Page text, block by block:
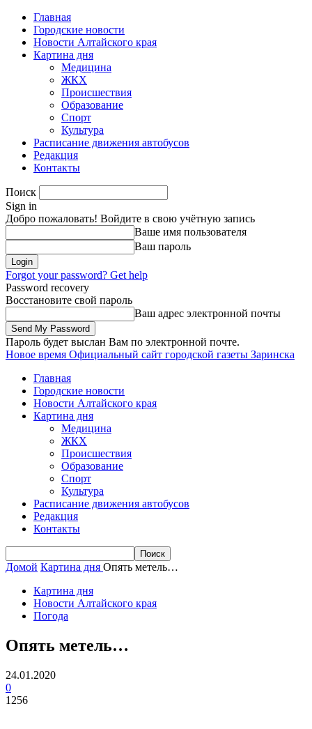
Главная
Городские новости
Новости Алтайского края
Картина дня
Медицина
ЖКХ
Происшествия
Образование
Спорт
Культура
Расписание движения автобусов
Редакция
Контакты
Поиск
Sign in
Добро пожаловать! Войдите в свою учётную запись
Ваше имя пользователя
Ваш пароль
Forgot your password? Get help
Password recovery
Восстановите свой пароль
Ваш адрес электронной почты
Пароль будет выслан Вам по электронной почте.
Новое время Официальный сайт городской газеты Заринска
Главная
Городские новости
Новости Алтайского края
Картина дня
Медицина
ЖКХ
Происшествия
Образование
Спорт
Культура
Расписание движения автобусов
Редакция
Контакты
Домой Картина дня Опять метель…
Картина дня
Новости Алтайского края
Погода
Опять метель…
24.01.2020
0
1256